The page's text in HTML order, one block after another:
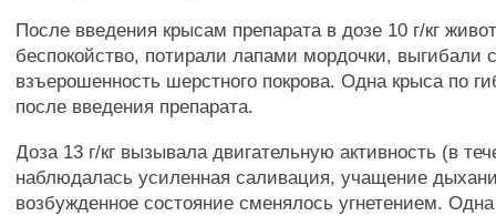
После введения крысам препарата в дозе 10 г/кг
беспокойство, потирали лапами мордочки, выгибали
взъерошенность шерстного покрова. Одна крыса по
после введения препарата.
Доза 13 г/кг вызывала двигательную активность (в
наблюдалась усиленная саливация, учащение
возбужденное состояние сменялось угнетением.